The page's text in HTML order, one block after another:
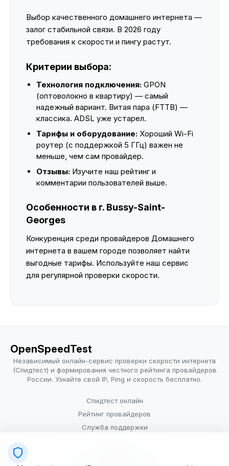
Выбор качественного домашнего интернета —
залог стабильной связи. В 2026 году
требования к скорости и пингу растут.
Критерии выбора:
Технология подключения: GPON
(оптоволокно в квартиру) — самый
надежный вариант. Витая пара (FTTB) —
классика. ADSL уже устарел.
Тарифы и оборудование: Хороший Wi-Fi
роутер (с поддержкой 5 ГГц) важен не
меньше, чем сам провайдер.
Отзывы: Изучите наш рейтинг и
комментарии пользователей выше.
Особенности в г. Bussy-Saint-
Georges
Конкуренция среди провайдеров Домашнего
интернета в вашем городе позволяет найти
выгодные тарифы. Используйте наш сервис
для регулярной проверки скорости.
OpenSpeedTest
Независимый онлайн-сервис проверки скорости интернета
(Спидтест) и формирования честного рейтинга провайдеров
России. Узнайте свой IP, Ping и скорость бесплатно.
Спидтест онлайн
Рейтинг провайдеров
Служба поддержки